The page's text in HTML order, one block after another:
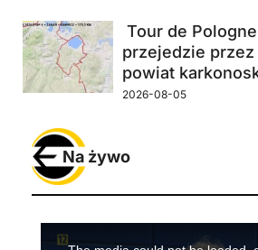
Tour de
przejedzie
powiat
2026-08-05
Na żywo